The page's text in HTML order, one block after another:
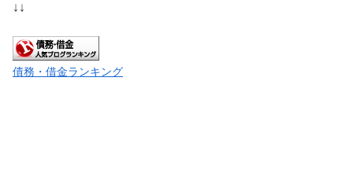
↓↓
債務・借金ランキング